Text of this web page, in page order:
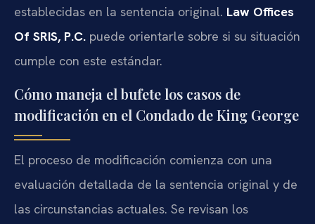
establecidas en la sentencia original. Law Offices
Of SRIS, P.C. puede orientarle sobre si su situación
cumple con este estándar.
Cómo maneja el bufete los casos de
modificación en el Condado de King George
El proceso de modificación comienza con una
evaluación detallada de la sentencia original y de
las circunstancias actuales. Se revisan los